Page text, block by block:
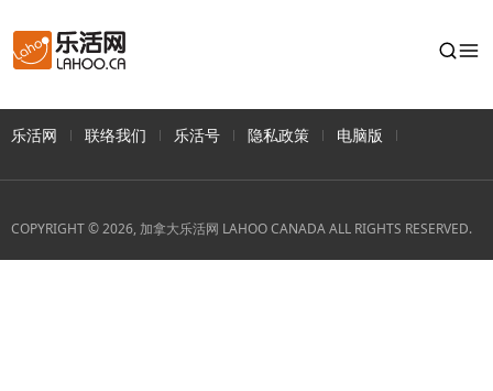
乐活网 联络我们 乐活号 隐私政策 电脑版
COPYRIGHT © 2026, 加拿大乐活网 LAHOO CANADA ALL RIGHTS RESERVED.